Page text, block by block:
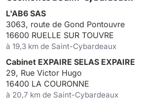
L'AB6 SAS
3063, route de Gond Pontouvre
16600 RUELLE SUR TOUVRE
à 19,3 km de Saint-Cybardeaux
Cabinet EXPAIRE SELAS EXPAIRE
29, Rue Victor Hugo
16400 LA COURONNE
à 20,7 km de Saint-Cybardeaux